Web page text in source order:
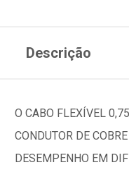
Descrição
O CABO FLEXÍVEL
CONDUTOR DE
DESEMPENHO EM